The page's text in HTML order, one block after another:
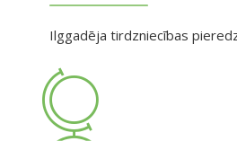
Ilggadēja tirdzniecības